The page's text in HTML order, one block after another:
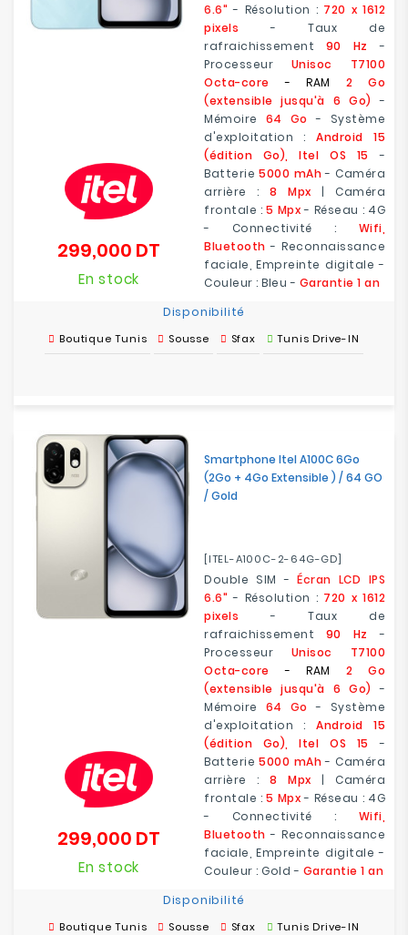
6.6" - Résolution : 720 x 1612
pixels - Taux de
rafraichissement 90 Hz -
Processeur Unisoc T7100
Octa-core
- RAM
2 Go
(extensible jusqu'à 6 Go) -
Mémoire 64 Go - Système
d'exploitation :Android 15
(édition Go), Itel OS 15
-
Batterie5000 mAh- Caméra
arrière : 8 Mpx | Caméra
frontale :5 Mpx- Réseau : 4G
- Connectivité : Wifi,
Bluetooth - Reconnaissance
faciale, Empreinte digitale -
Couleur : Bleu - Garantie 1 an
299,000 DT
En stock
Disponibilité
Boutique Tunis Sousse Sfax Tunis Drive-IN
Smartphone Itel A100C 6Go
(2Go + 4Go Extensible ) / 64 GO
/ Gold
[ITEL-A100C-2-64G-GD]
Double SIM -Écran LCD IPS
6.6" - Résolution : 720 x 1612
pixels - Taux de
rafraichissement 90 Hz -
Processeur Unisoc T7100
Octa-core
- RAM
2 Go
(extensible jusqu'à 6 Go) -
Mémoire 64 Go - Système
d'exploitation :Android 15
(édition Go), Itel OS 15
-
Batterie5000 mAh- Caméra
arrière : 8 Mpx | Caméra
frontale :5 Mpx- Réseau : 4G
- Connectivité : Wifi,
Bluetooth - Reconnaissance
faciale, Empreinte digitale -
Couleur : Gold - Garantie 1 an
299,000 DT
En stock
Disponibilité
Boutique Tunis Sousse Sfax Tunis Drive-IN